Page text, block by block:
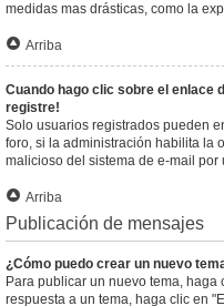
medidas mas drásticas, como la
Arriba
Cuando hago clic sobre el enlace
registre!
Solo usuarios registrados pueden
foro, si la administración habilita la
malicioso del sistema de e-mail por
Arriba
Publicación de mensajes
¿Cómo puedo crear un nuevo
Para publicar un nuevo tema,
respuesta a un tema, haga clic en